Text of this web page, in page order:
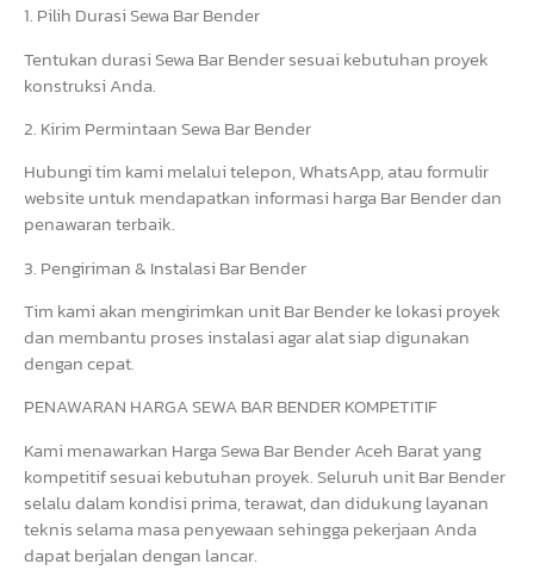
1. Pilih Durasi Sewa Bar Bender
Tentukan durasi Sewa Bar Bender sesuai kebutuhan proyek
konstruksi Anda.
2. Kirim Permintaan Sewa Bar Bender
Hubungi tim kami melalui telepon, WhatsApp, atau formulir
website untuk mendapatkan informasi harga Bar Bender dan
penawaran terbaik.
3. Pengiriman & Instalasi Bar Bender
Tim kami akan mengirimkan unit Bar Bender ke lokasi proyek
dan membantu proses instalasi agar alat siap digunakan
dengan cepat.
PENAWARAN HARGA SEWA BAR BENDER KOMPETITIF
Kami menawarkan Harga Sewa Bar Bender Aceh Barat yang
kompetitif sesuai kebutuhan proyek. Seluruh unit Bar Bender
selalu dalam kondisi prima, terawat, dan didukung layanan
teknis selama masa penyewaan sehingga pekerjaan Anda
dapat berjalan dengan lancar.